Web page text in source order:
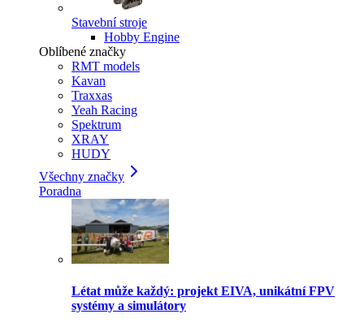
Stavební stroje
Hobby Engine
Oblíbené značky
RMT models
Kavan
Traxxas
Yeah Racing
Spektrum
XRAY
HUDY
Všechny značky
Poradna
Létat může každý: projekt EIVA, unikátní FPV
systémy a simulátory